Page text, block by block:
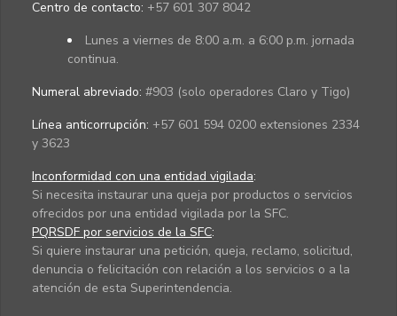
Centro de contacto: +57 601 307 8042
Lunes a viernes de 8:00 a.m. a 6:00 p.m. jornada
continua.
Numeral abreviado: #903 (solo operadores Claro y Tigo)
Línea anticorrupción: +57 601 594 0200 extensiones 2334
y 3623
Inconformidad con una entidad vigilada:
Si necesita instaurar una queja por productos o servicios
ofrecidos por una entidad vigilada por la SFC.
PQRSDF por servicios de la SFC:
Si quiere instaurar una petición, queja, reclamo, solicitud,
denuncia o felicitación con relación a los servicios o a la
atención de esta Superintendencia.